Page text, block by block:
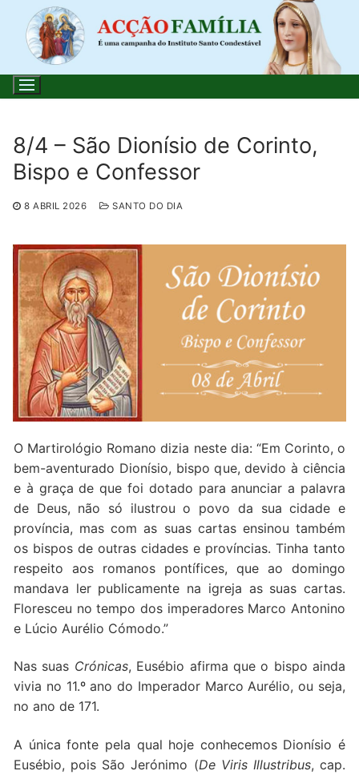
para
conteúdo
Pesquisar
por:
Loja
Blog
Santo do Dia
Quem somos nós
8/4 – São Dionísio de Corinto,
Bispo e Confessor
8 ABRIL 2026 SANTO DO DIA
O Martirológio Romano dizia neste dia: “Em Corinto, o
bem-aventurado Dionísio, bispo que, devido à ciência
e à graça de que foi dotado para anunciar a palavra
de Deus, não só ilustrou o povo da sua cidade e
província, mas com as suas cartas ensinou também
os bispos de outras cidades e províncias. Tinha tanto
respeito aos romanos pontífices, que ao domingo
mandava ler publicamente na igreja as suas cartas.
Floresceu no tempo dos imperadores Marco Antonino
e Lúcio Aurélio Cómodo.”
Nas suas Crónicas, Eusébio afirma que o bispo ainda
vivia no 11.º ano do Imperador Marco Aurélio, ou seja,
no ano de 171.
A única fonte pela qual hoje conhecemos Dionísio é
Eusébio, pois São Jerónimo (De Viris Illustribus, cap.